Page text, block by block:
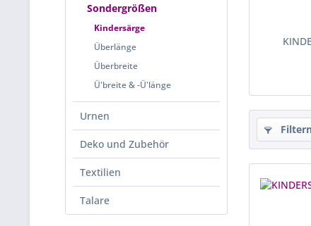
Sondergrößen
Kindersärge
Überlänge
Überbreite
Ü'breite & -Ü'länge
Urnen
Deko und Zubehör
Textilien
Talare